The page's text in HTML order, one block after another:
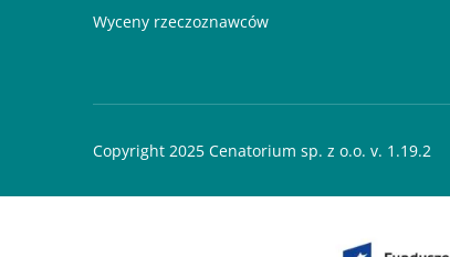
Wyceny rzeczoznawców
Copyright 2025 Cenatorium sp. z o.o. v. 1.19.2